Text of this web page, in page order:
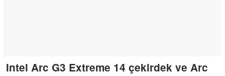
Intel Arc G3 Extreme 14 çekirdek ve Arc